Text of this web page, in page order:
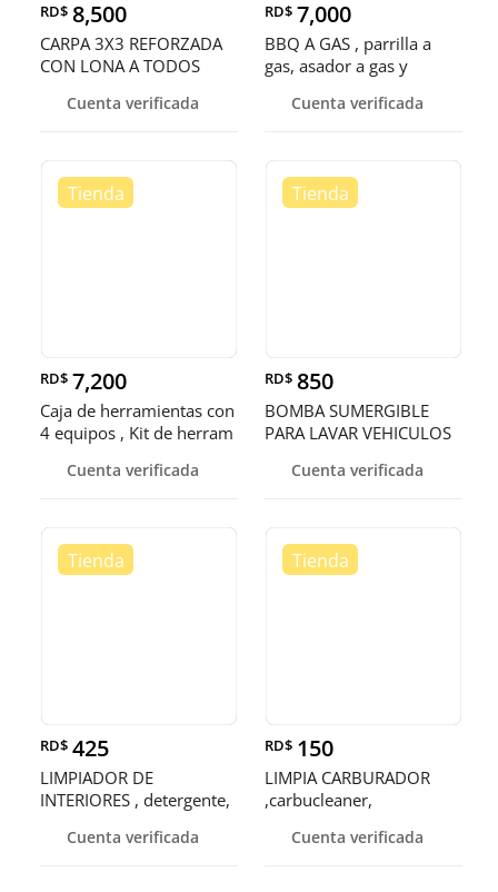
RD$ 8,500
CARPA 3X3 REFORZADA
CON LONA A TODOS
Cuenta verificada
RD$ 7,000
BBQ A GAS , parrilla a
gas, asador a gas y
Cuenta verificada
RD$ 7,200
Caja de herramientas con
4 equipos , Kit de herram
Cuenta verificada
RD$ 850
BOMBA SUMERGIBLE
PARA LAVAR VEHICULOS
Cuenta verificada
RD$ 425
LIMPIADOR DE
INTERIORES , detergente,
Cuenta verificada
RD$ 150
LIMPIA CARBURADOR
,carbucleaner,
Cuenta verificada